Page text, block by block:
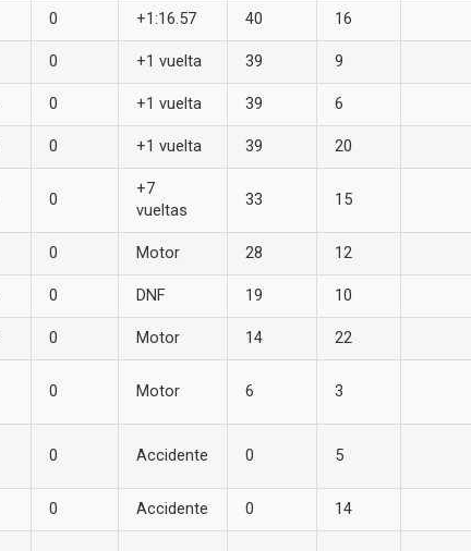
0 +1:16.57 40 16
0 +1 vuelta 39 9
0 +1 vuelta 39 6
0 +1 vuelta 39 20
0
+7
vueltas
33 15
0 Motor 28 12
0 DNF 19 10
0 Motor 14 22
0 Motor 6 3
0 Accidente 0 5
0 Accidente 0 14